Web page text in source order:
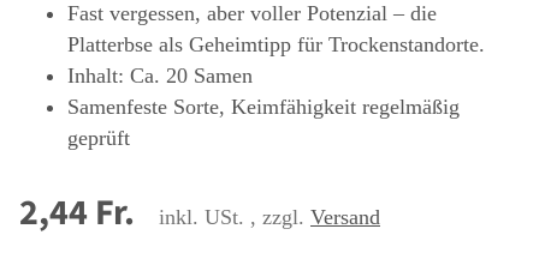
Fast vergessen, aber voller Potenzial – die
Platterbse als Geheimtipp für Trockenstandorte.
Inhalt: Ca. 20 Samen
Samenfeste Sorte, Keimfähigkeit regelmäßig
geprüft
2,44 Fr. inkl. USt. , zzgl. Versand